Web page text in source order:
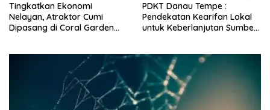
PDKT Danau Tempe :
Pendekatan Kearifan Lokal
untuk Keberlanjutan Sumber
Cara Mengatasi Penyakit
PMK pada Sapi Perah
Alami dan Medis